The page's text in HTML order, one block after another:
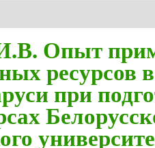
Опыт
ресурсов
при